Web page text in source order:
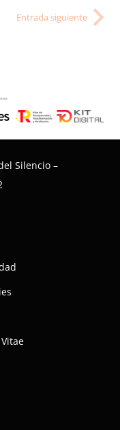
Entrada siguiente
Silencio –